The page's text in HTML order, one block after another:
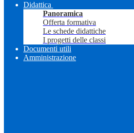
Didattica
Panoramica
Offerta formativa
Le schede didattiche
I progetti delle classi
Documenti utili
Amministrazione